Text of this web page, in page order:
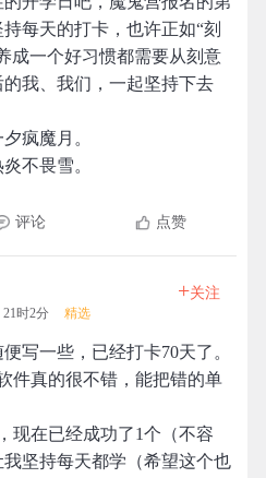
每天的打卡，也许正如“刻
成一个好习惯都需要从刻意
我、我们，一起坚持下去
疯魔月。
不畏雪。
评论 点赞
21时2分 精选
+关注
写一些，已经打卡70天了。
件真的很不错，能把错的单
现在已经成功了1个（不容
坚持每天都学（希望这个也